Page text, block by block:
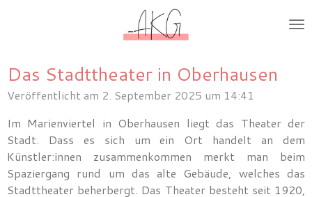
Das Stadttheater in Oberhausen
Veröffentlicht am 2. September 2025 um 14:41
Im Marienviertel in Oberhausen liegt das Theater der
Stadt. Dass es sich um ein Ort handelt an dem
Künstler:innen zusammenkommen merkt man beim
Spaziergang rund um das alte Gebäude, welches das
Stadttheater beherbergt. Das Theater besteht seit 1920,